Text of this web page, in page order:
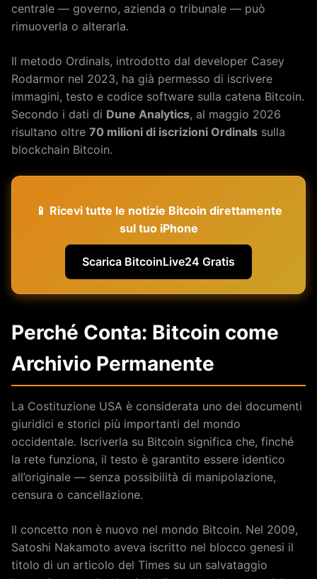
centrale — governo, azienda o tribunale — può
rimuoverla o alterarla.
Il metodo Ordinals, introdotto dal developer Casey
Rodarmor nel 2023, ha già permesso di iscrivere
immagini, testo e codice software sulla catena Bitcoin.
Secondo i dati di Dune Analytics, al maggio 2026
risultano oltre 70 milioni di iscrizioni Ordinals sulla
blockchain Bitcoin.
📱 Ricevi tutte le notizie Bitcoin direttamente
sul tuo iPhone
Scarica BitcoinLive24 Gratis
Perché Conta: Bitcoin come
Archivio Permanente
La Costituzione USA è considerata uno dei documenti
giuridici e storici più importanti del mondo
occidentale. Iscriverla su Bitcoin significa che, finché
la rete funziona, il testo è garantito essere identico
all’originale — senza possibilità di manipolazione,
censura o cancellazione.
Il concetto non è nuovo nel mondo Bitcoin. Nel 2009,
Satoshi Nakamoto aveva iscritto nel blocco genesi il
titolo di un articolo del Times su un salvataggio